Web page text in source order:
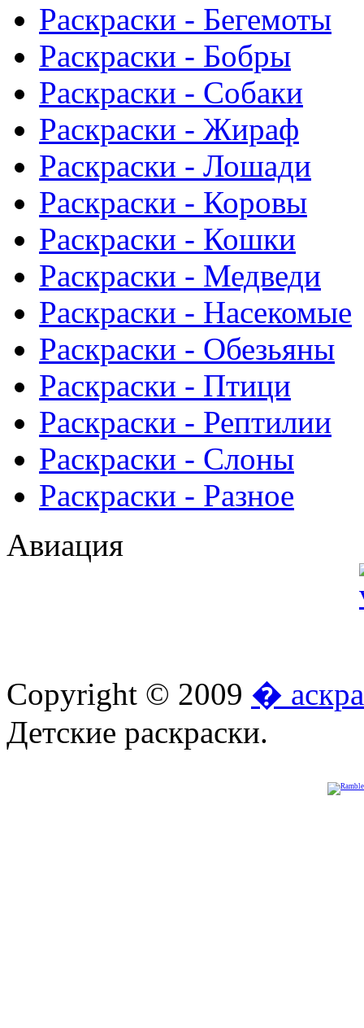
Раскраски - Бегемоты
Раскраски - Бобры
Раскраски - Собаки
Раскраски - Жираф
Раскраски - Лошади
Раскраски - Коровы
Раскраски - Кошки
Раскраски - Медведи
Раскраски - Насекомые
Раскраски - Обезьяны
Раскраски - Птици
Раскраски - Рептилии
Раскраски - Слоны
Раскраски - Разное
Авиация
Copyright © 2009 �
Детские раскраски.